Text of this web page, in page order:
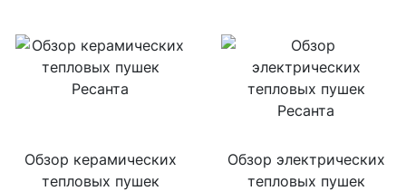
Обзор керамических
тепловых пушек
Обзор электрических
тепловых пушек